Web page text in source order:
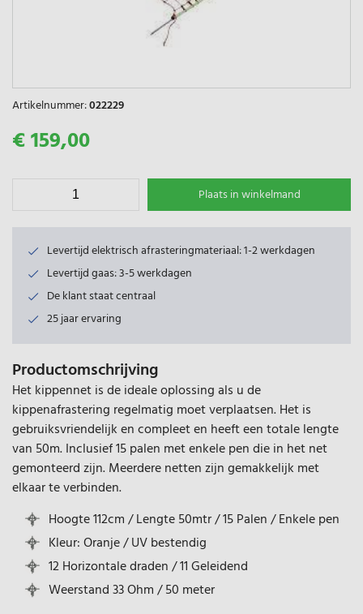
Artikelnummer:022229
€ 159,00
Plaats in winkelmand
Levertijd elektrisch afrasteringmateriaal: 1-2 werkdagen
Levertijd gaas: 3-5 werkdagen
De klant staat centraal
25 jaar ervaring
Productomschrijving
Het kippennet is de ideale oplossing als u de
kippenafrastering regelmatig moet verplaatsen. Het is
gebruiksvriendelijk en compleet en heeft een totale lengte
van 50m. Inclusief 15 palen met enkele pen die in het net
gemonteerd zijn. Meerdere netten zijn gemakkelijk met
elkaar te verbinden.
Hoogte 112cm / Lengte 50mtr / 15 Palen / Enkele pen
Kleur: Oranje / UV bestendig
12 Horizontale draden / 11 Geleidend
Weerstand 33 Ohm / 50 meter